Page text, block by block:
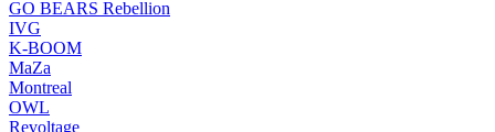
GO BEARS Rebellion
IVG
K-BOOM
MaZa
Montreal
OWL
Revoltage